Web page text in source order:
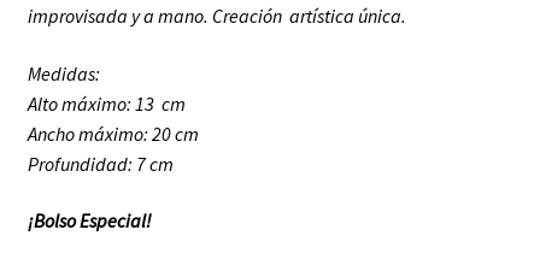
improvisada y a mano. Creación artística única.
Medidas:
Alto máximo: 13 cm
Ancho máximo: 20 cm
Profundidad: 7 cm
¡Bolso Especial!